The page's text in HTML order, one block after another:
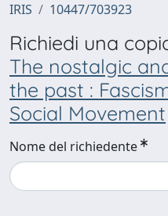
IRIS 10447/703923
Richiedi una
The nostalgic
the past :
Social Movement
Nome del richiedente